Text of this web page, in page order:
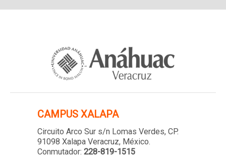
CAMPUS XALAPA
Circuito Arco Sur s/n Lomas Verdes, CP.
91098 Xalapa Veracruz, México.
Conmutador: 228-819-1515